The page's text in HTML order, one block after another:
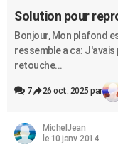
Solution pour
Bonjour, Mon plafond
ressemble a ca:
retouche...
7 26 oct. 2025 par
MichelJean
le 10 janv. 2014